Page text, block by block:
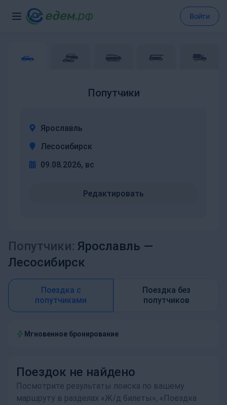
Войти
Попутчики
Ярославль
Лесосибирск
09.08.2026, вс
Редактировать
Попутчики: Ярославль —
Лесосибирск
Поездка с
попутчиками
Поездка без
попутчиков
Мгновенное бронирование
Поездок не найдено
Посмотрите результаты поиска по вашему
маршруту в разделах «Ж/д билеты», «Поездка